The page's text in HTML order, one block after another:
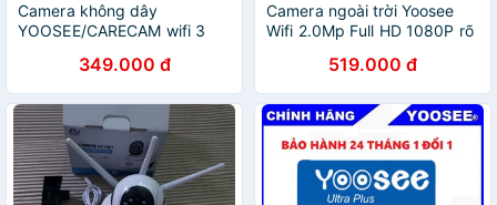
Camera không dây
YOOSEE/CARECAM wifi 3
349.000 đ
Camera ngoài trời Yoosee
Wifi 2.0Mp Full HD 1080P rõ
yoosee 1080p 2 râu giá rẻ
519.000 đ